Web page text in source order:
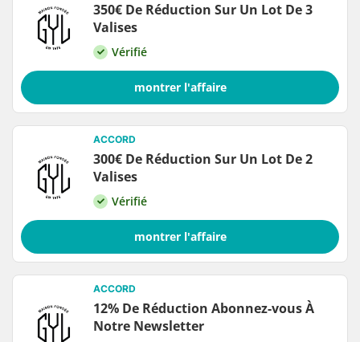
350€ De Réduction Sur Un Lot De 3
Valises
Vérifié
montrer l'affaire
ACCORD
300€ De Réduction Sur Un Lot De 2
Valises
Vérifié
montrer l'affaire
ACCORD
12% De Réduction Abonnez-vous À
Notre Newsletter